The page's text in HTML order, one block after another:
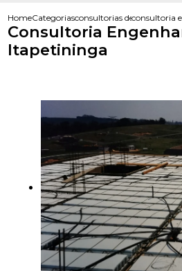
HomeCategoriasconsultorias de engenharia
consultoria
Consultoria
Itapetininga